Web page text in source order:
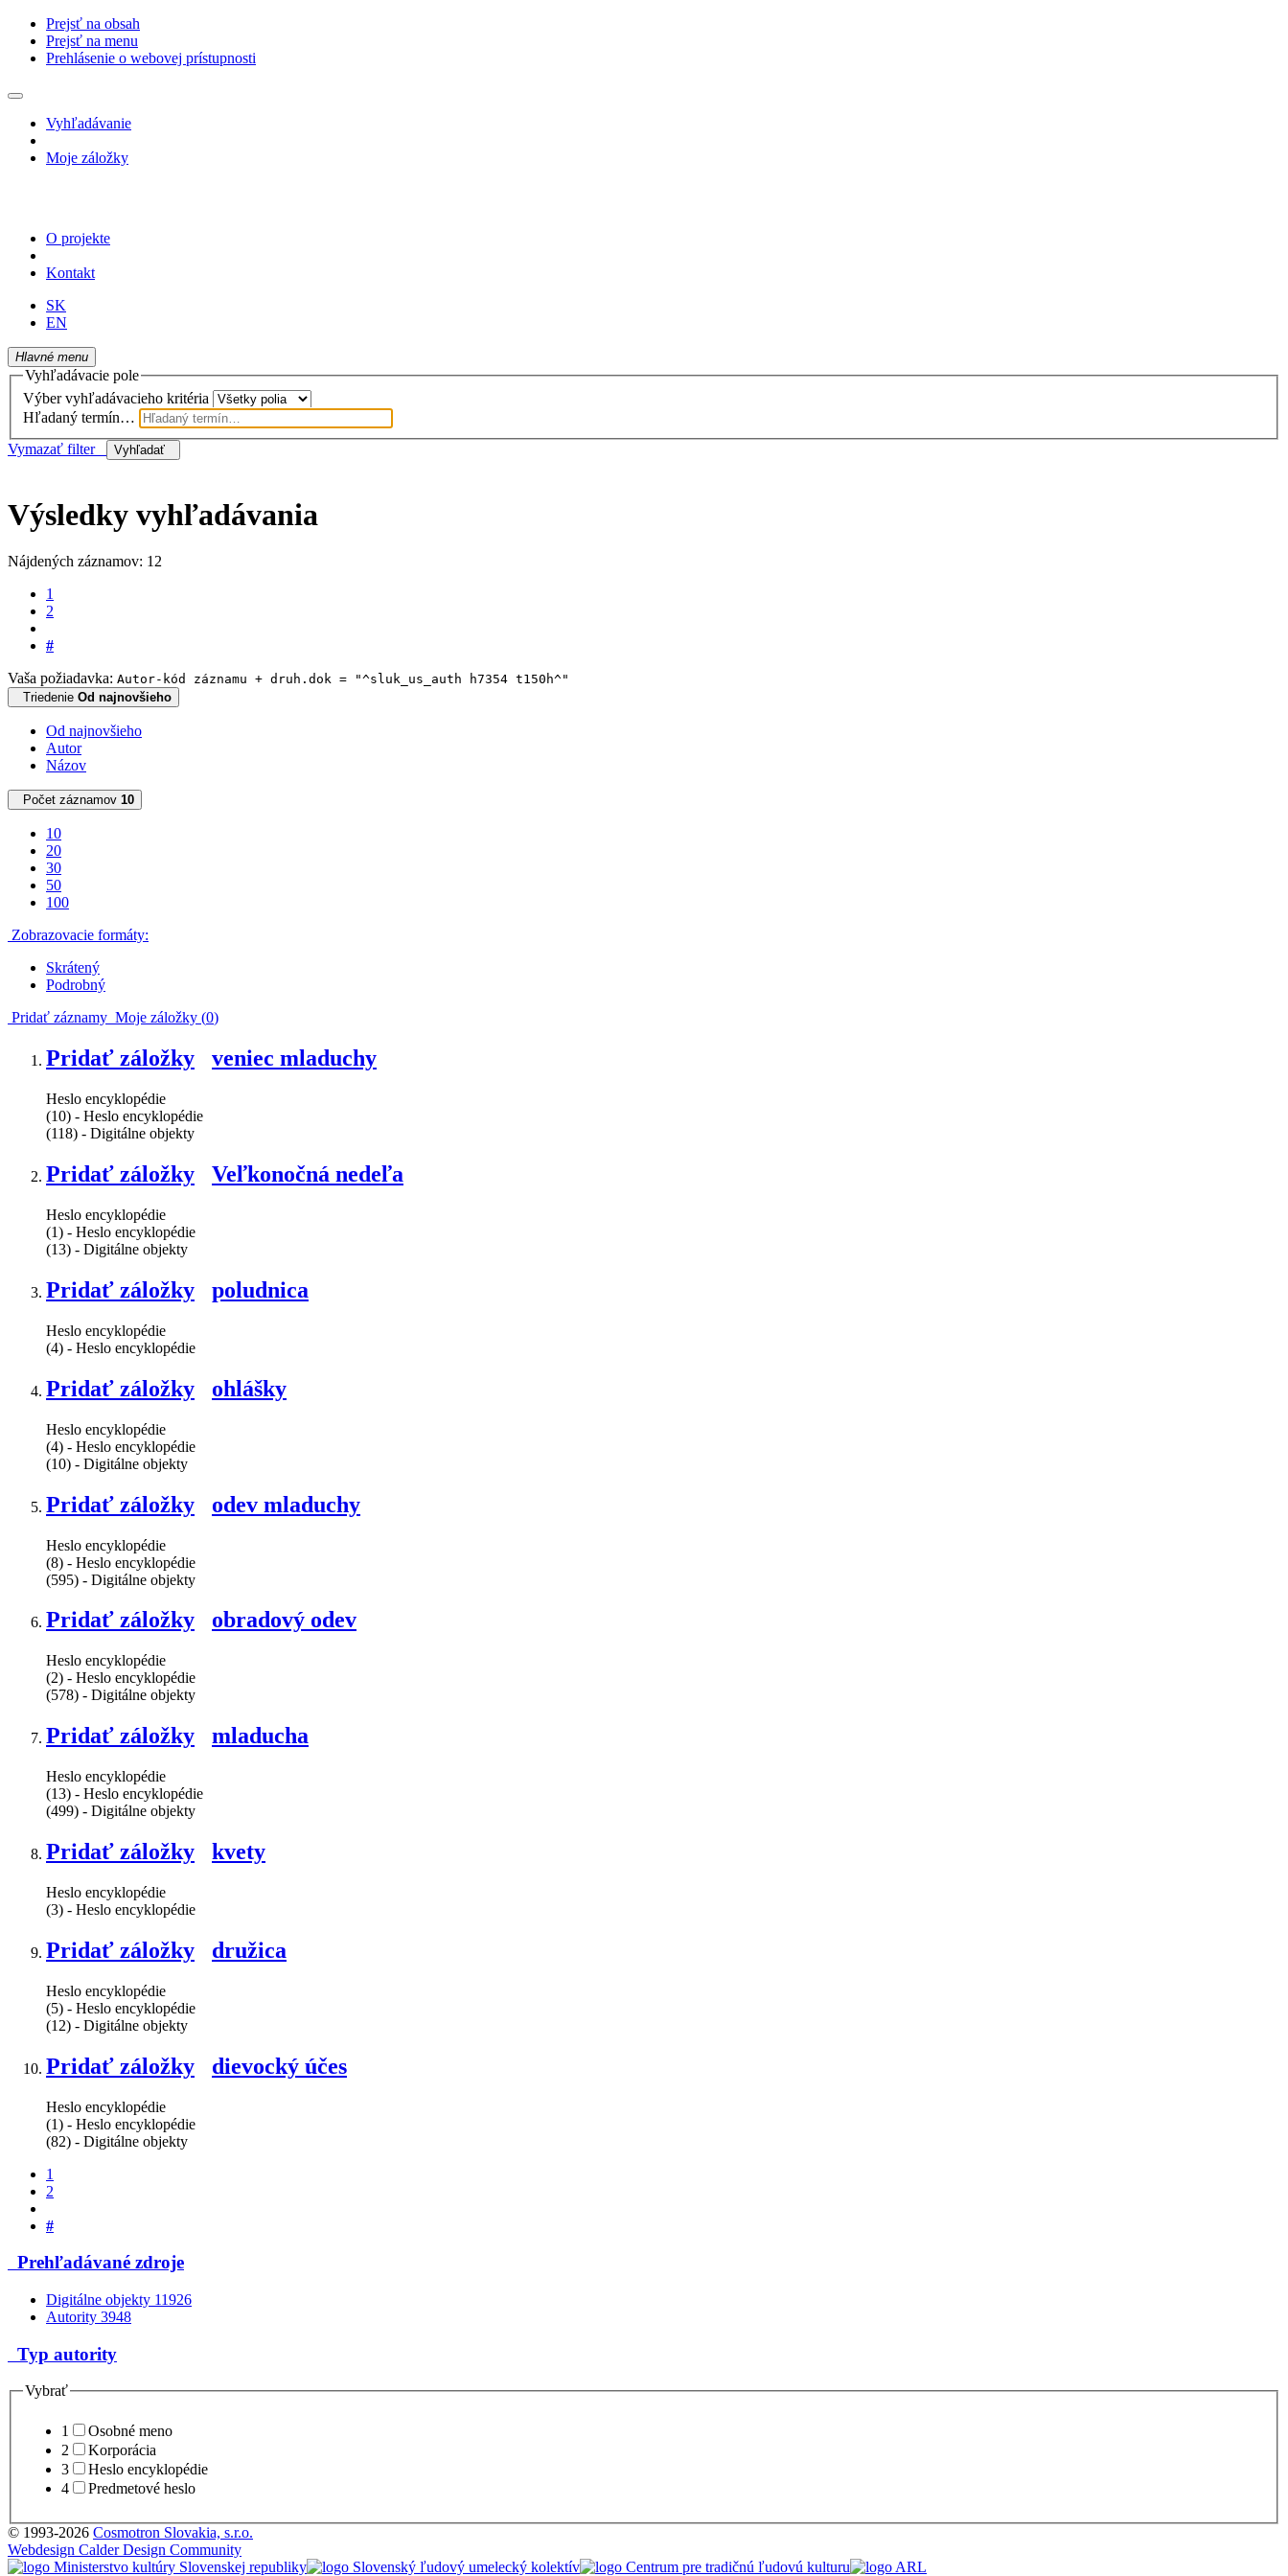
Prejsť na obsah
Prejsť na menu
Prehlásenie o webovej prístupnosti
Vyhľadávanie
Moje záložky
O projekte
Kontakt
SK
EN
Hlavné menu
Vyhľadávacie pole
Výber vyhľadávacieho kritéria
Hľadaný termín…
Vymazať filter
Vyhľadať
Výsledky vyhľadávania
Nájdených záznamov: 12
1
2
#
Vaša požiadavka: Autor-kód záznamu + druh.dok = "^sluk_us_auth h7354 t150h^"
Triedenie Od najnovšieho
Od najnovšieho
Autor
Názov
Počet záznamov 10
10
20
30
50
100
Zobrazovacie formáty:
Skrátený
Podrobný
Pridať záznamy Moje záložky (0)
Pridať záložky veniec mladuchy
Heslo encyklopédie
(10) - Heslo encyklopédie
(118) - Digitálne objekty
Pridať záložky Veľkonočná nedeľa
Heslo encyklopédie
(1) - Heslo encyklopédie
(13) - Digitálne objekty
Pridať záložky poludnica
Heslo encyklopédie
(4) - Heslo encyklopédie
Pridať záložky ohlášky
Heslo encyklopédie
(4) - Heslo encyklopédie
(10) - Digitálne objekty
Pridať záložky odev mladuchy
Heslo encyklopédie
(8) - Heslo encyklopédie
(595) - Digitálne objekty
Pridať záložky obradový odev
Heslo encyklopédie
(2) - Heslo encyklopédie
(578) - Digitálne objekty
Pridať záložky mladucha
Heslo encyklopédie
(13) - Heslo encyklopédie
(499) - Digitálne objekty
Pridať záložky kvety
Heslo encyklopédie
(3) - Heslo encyklopédie
Pridať záložky družica
Heslo encyklopédie
(5) - Heslo encyklopédie
(12) - Digitálne objekty
Pridať záložky dievocký účes
Heslo encyklopédie
(1) - Heslo encyklopédie
(82) - Digitálne objekty
1
2
#
Prehľadávané zdroje
Digitálne objekty 11926
Autority 3948
Typ autority
Vybrať
1
Osobné meno
2
Korporácia
3
Heslo encyklopédie
4
Predmetové heslo
© 1993-2026 Cosmotron Slovakia, s.r.o.
Webdesign Calder Design Community